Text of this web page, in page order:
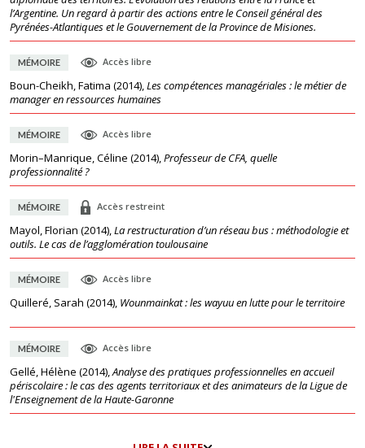
l’Argentine. Un regard à partir des actions entre le Conseil général des
Pyrénées-Atlantiques et le Gouvernement de la Province de Misiones.
MÉMOIRE Accès libre
Boun-Cheikh, Fatima (2014),Les compétences managériales : le métier de
manager en ressources humaines
MÉMOIRE Accès libre
Morin–Manrique, Céline (2014),Professeur de CFA, quelle
professionnalité ?
MÉMOIRE Accès restreint
Mayol, Florian (2014),La restructuration d’un réseau bus : méthodologie et
outils. Le cas de l’agglomération toulousaine
MÉMOIRE Accès libre
Quilleré, Sarah (2014), Wounmainkat : les wayuu en lutte pour le territoire
MÉMOIRE Accès libre
Gellé, Hélène (2014),Analyse des pratiques professionnelles en accueil
périscolaire : le cas des agents territoriaux et des animateurs de la Ligue de
l'Enseignement de la Haute-Garonne